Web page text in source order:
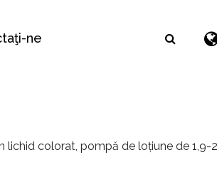
ne
colorat, pompă de loțiune de 1,9-